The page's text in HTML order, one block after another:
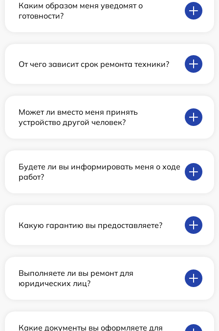
Каким образом меня уведомят о
готовности?
От чего зависит срок ремонта техники?
Может ли вместо меня принять
устройство другой человек?
Будете ли вы информировать меня о ходе
работ?
Какую гарантию вы предоставляете?
Выполняете ли вы ремонт для
юридических лиц?
Какие документы вы оформляете для